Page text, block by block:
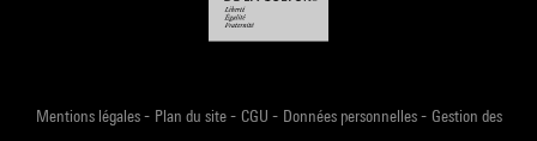
Mentions légales- Plan du site- CGU - Données personnelles- Gestion des